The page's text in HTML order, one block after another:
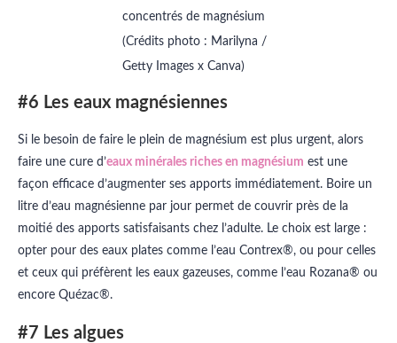
concentrés de magnésium
(Crédits photo : Marilyna /
Getty Images x Canva)
#6 Les eaux magnésiennes
Si le besoin de faire le plein de magnésium est plus urgent, alors
faire une cure d’eaux minérales riches en magnésium est une
façon efficace d’augmenter ses apports immédiatement. Boire un
litre d’eau magnésienne par jour permet de couvrir près de la
moitié des apports satisfaisants chez l’adulte. Le choix est large :
opter pour des eaux plates comme l’eau Contrex®, ou pour celles
et ceux qui préfèrent les eaux gazeuses, comme l’eau Rozana® ou
encore Quézac®.
#7 Les algues